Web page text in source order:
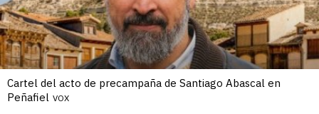
Cartel del acto de precampaña de Santiago Abascal en
Peñafiel VOX